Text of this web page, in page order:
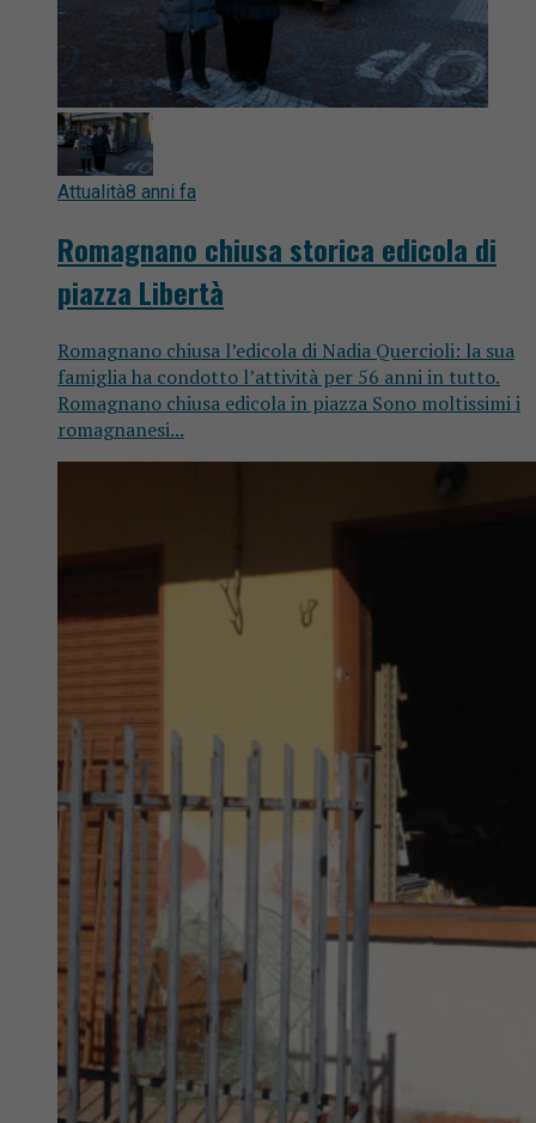
Attualità8 anni fa
Romagnano chiusa storica edicola di
piazza Libertà
Romagnano chiusa l’edicola di Nadia Quercioli: la sua
famiglia ha condotto l’attività per 56 anni in tutto.
Romagnano chiusa edicola in piazza Sono moltissimi i
romagnanesi...